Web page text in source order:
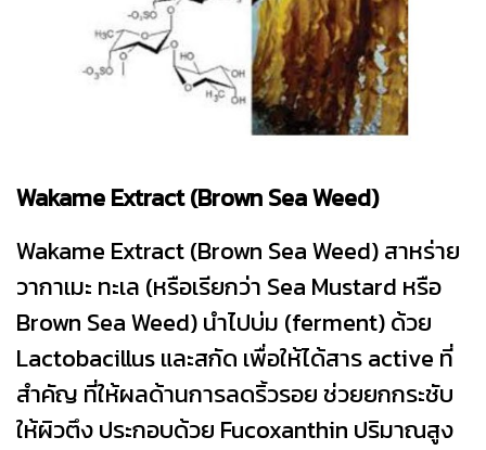
Wakame Extract (Brown Sea Weed)
Wakame Extract (Brown Sea Weed) สาหร่าย
วากาเมะ ทะเล (หรือเรียกว่า Sea Mustard หรือ
Brown Sea Weed) นำไปบ่ม (ferment) ด้วย
Lactobacillus และสกัด เพื่อให้ได้สาร active ที่
สำคัญ ที่ให้ผลด้านการลดริ้วรอย ช่วยยกกระชับ
ให้ผิวตึง ประกอบด้วย Fucoxanthin ปริมาณสูง